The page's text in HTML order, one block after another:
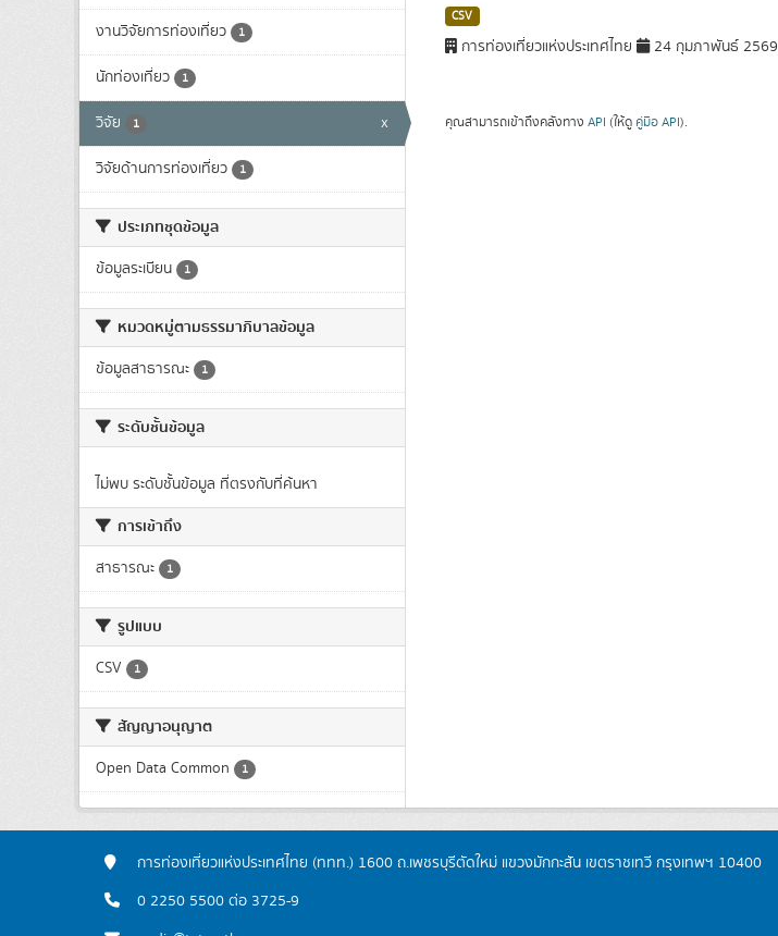
งานวิจัยการท่องเที่ยว 1
นักท่องเที่ยว 1
วิจัย 1 x
วิจัยด้านการท่องเที่ยว 1
ประเภทชุดข้อมูล
ข้อมูลระเบียน 1
หมวดหมู่ตามธรรมาภิบาลข้อมูล
ข้อมูลสาธารณะ 1
ระดับชั้นข้อมูล
ไม่พบ ระดับชั้นข้อมูล ที่ตรงกับที่ค้นหา
การเข้าถึง
สาธารณะ 1
รูปแบบ
CSV 1
สัญญาอนุญาต
Open Data Common 1
CSV
การท่องเที่ยวแห่งประเทศไทย 24 กุมภาพันธ์ 2569
คุณสามารถเข้าถึงคลังทาง API (ให้ดู คู่มือ API).
การท่องเที่ยวแห่งประเทศไทย (ททท.) 1600 ถ.เพชรบุรีตัดใหม่ แขวงมักกะสัน เขตราชเทวี กรุงเทพฯ 10400
0 2250 5500 ต่อ 3725-9